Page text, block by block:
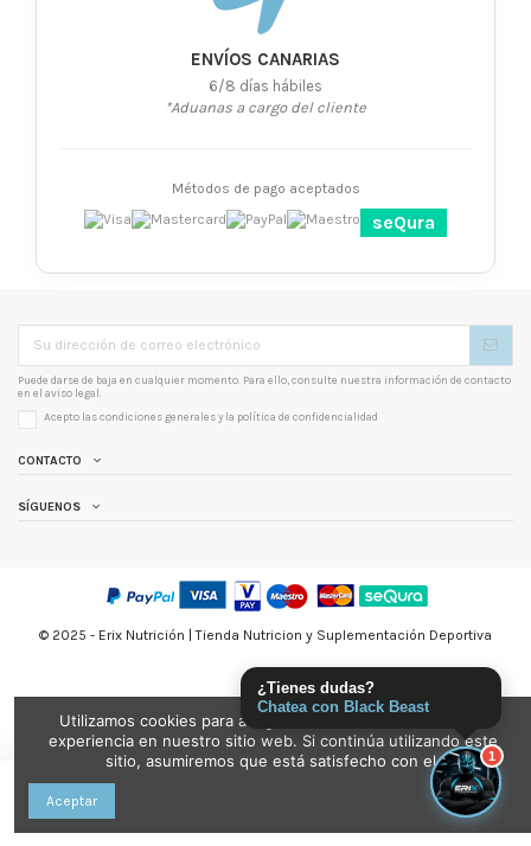
ENVÍOS CANARIAS
6/8 días hábiles
*Aduanas a cargo del cliente
Métodos de pago aceptados
seQura
Puede darse de baja en cualquier momento. Para ello, consulte nuestra información de contacto
en el aviso legal.
Acepto las condiciones generales y la política de confidencialidad
CONTACTO
SÍGUENOS
© 2025 - Erix Nutrición | Tienda Nutricion y Suplementación Deportiva
¿Tienes dudas?
Chatea con Black Beast
1
Utilizamos cookies para asegurarnos de brindarle la mejor
experiencia en nuestro sitio web. Si continúa utilizando este
sitio, asumiremos que está satisfecho con el.
Aceptar